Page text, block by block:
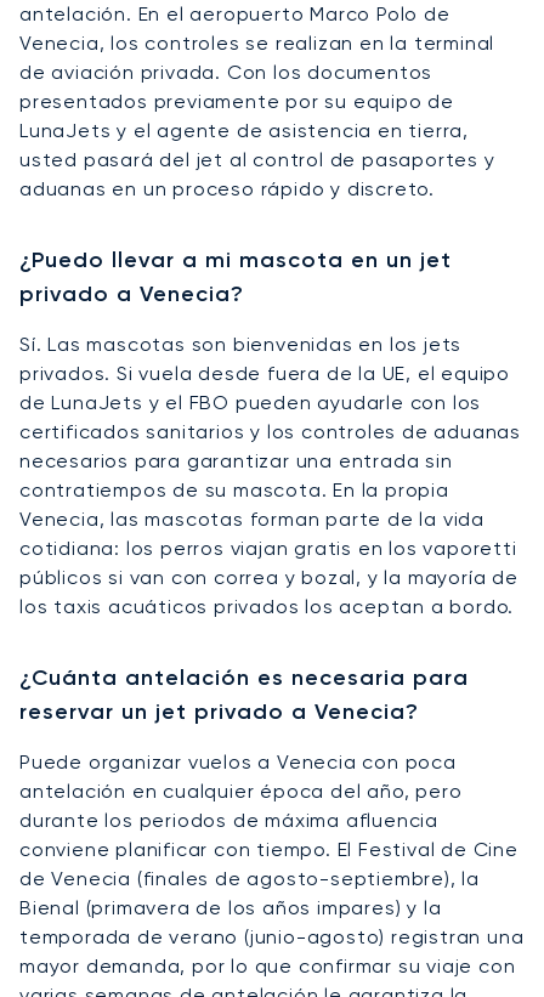
antelación. En el aeropuerto Marco Polo de
Venecia, los controles se realizan en la terminal
de aviación privada. Con los documentos
presentados previamente por su equipo de
LunaJets y el agente de asistencia en tierra,
usted pasará del jet al control de pasaportes y
aduanas en un proceso rápido y discreto.
¿Puedo llevar a mi mascota en un jet
privado a Venecia?
Sí. Las mascotas son bienvenidas en los jets
privados. Si vuela desde fuera de la UE, el equipo
de LunaJets y el FBO pueden ayudarle con los
certificados sanitarios y los controles de aduanas
necesarios para garantizar una entrada sin
contratiempos de su mascota. En la propia
Venecia, las mascotas forman parte de la vida
cotidiana: los perros viajan gratis en los vaporetti
públicos si van con correa y bozal, y la mayoría de
los taxis acuáticos privados los aceptan a bordo.
¿Cuánta antelación es necesaria para
reservar un jet privado a Venecia?
Puede organizar vuelos a Venecia con poca
antelación en cualquier época del año, pero
durante los periodos de máxima afluencia
conviene planificar con tiempo. El Festival de Cine
de Venecia (finales de agosto-septiembre), la
Bienal (primavera de los años impares) y la
temporada de verano (junio-agosto) registran una
mayor demanda, por lo que confirmar su viaje con